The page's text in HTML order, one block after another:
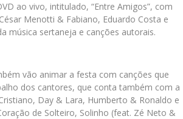
ao vivo, intitulado, “Entre Amigos”, com
Menotti & Fabiano, Eduardo Costa e
música sertaneja e canções autorais.
vão animar a festa com canções que
dos cantores, que conta também com a
Day & Lara, Humberto & Ronaldo e
de Solteiro, Solinho (feat. Zé Neto &